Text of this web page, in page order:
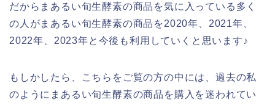
だからまあるい旬生酵素の商品を気に入っている多く
の人がまあるい旬生酵素の商品を2020年、2021年、
2022年、2023年と今後も利用していくと思います♪
もしかしたら、こちらをご覧の方の中には、過去の私
のようにまあるい旬生酵素の商品を購入を迷われてい